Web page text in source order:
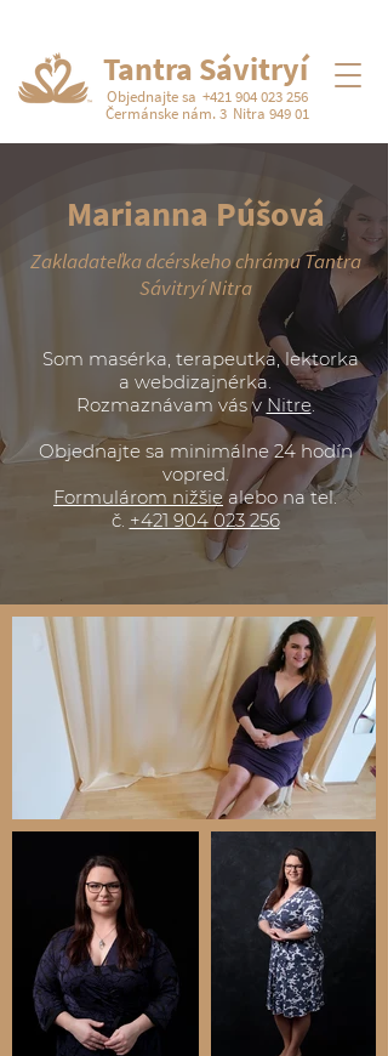
Tantra Sávitryí
Objednajte sa +421 904 023 256
Čermánske nám. 3 Nitra 949 01
Marianna Púšová
Zakladateľka dcérskeho chrámu Tantra
Sávitryí Nitra
Som masérka, terapeutka, lektorka
a webdizajnérka.
Rozmaznávam vás v Nitre.
Objednajte sa minimálne 24 hodín
vopred.
Formulárom nižšie alebo na tel.
č. +421 904 023 256